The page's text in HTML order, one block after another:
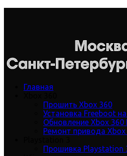
Главная
Прошить Xbox 360
Установка Freeboot
Обновление Xbox 360
Ремонт привода Xbox
Прошивка Playstation